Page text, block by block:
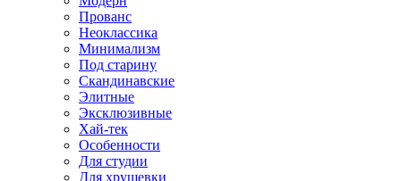
Прованс
Неоклассика
Минимализм
Под старину
Скандинавские
Элитные
Эксклюзивные
Хай-тек
Особенности
Для студии
Для хрущевки